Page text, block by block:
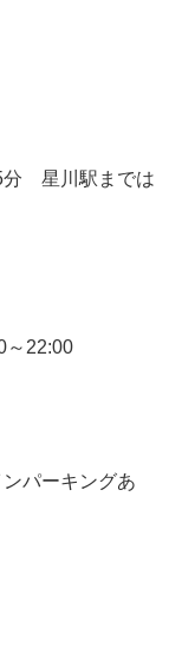
分 星川駅までは
～22:00
パーキングあ